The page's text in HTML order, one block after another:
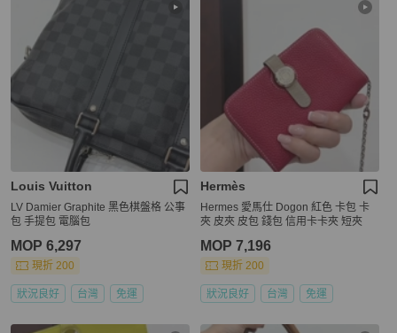
Louis Vuitton
LV Damier Graphite 黑色棋盤格 公事
包 手提包 電腦包
MOP 6,297
現折 200
狀況良好 台灣 免運
Hermès
Hermes 愛馬仕 Dogon 紅色 卡包 卡
夾 皮夾 皮包 錢包 信用卡卡夾 短夾
MOP 7,196
現折 200
狀況良好 台灣 免運